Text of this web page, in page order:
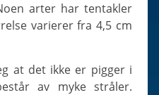
arter har tentakler
varierer fra 4,5 cm
av myke stråler.